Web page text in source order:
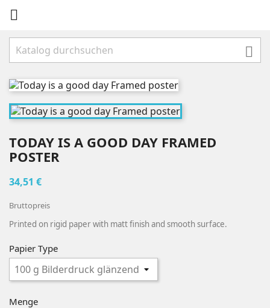


TODAY IS A GOOD DAY FRAMED
POSTER
34,51 €
Bruttopreis
Printed on rigid paper with matt finish and smooth surface.
Papier Type
Menge